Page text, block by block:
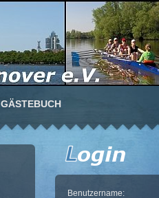
GÄSTEBUCH
Benutzername: